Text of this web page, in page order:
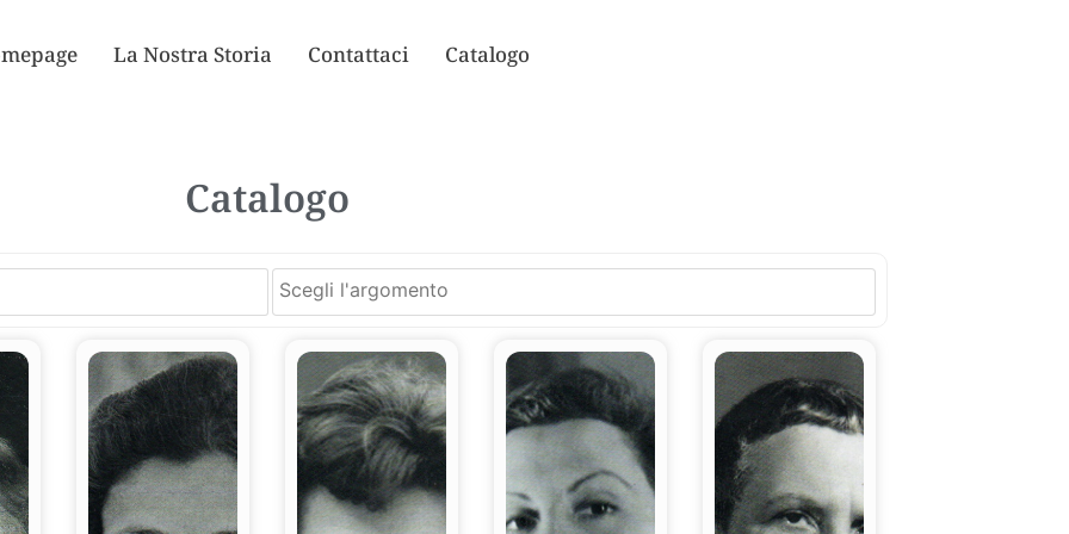
La Nostra Storia Contattaci Catalogo
Catalogo